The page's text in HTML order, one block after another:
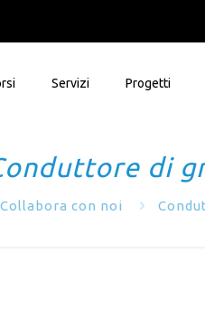
Servizi Progetti
di
Collabora con noi